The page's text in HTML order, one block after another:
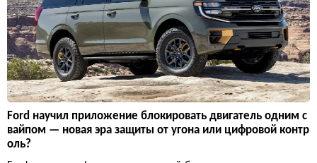
Ford научил приложение блокировать двигатель одним с
вайпом — новая эра защиты от угона или цифровой контр
оль?